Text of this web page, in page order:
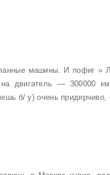
машины. И пофиг »
на двигатель — 300000
б/ у) очень